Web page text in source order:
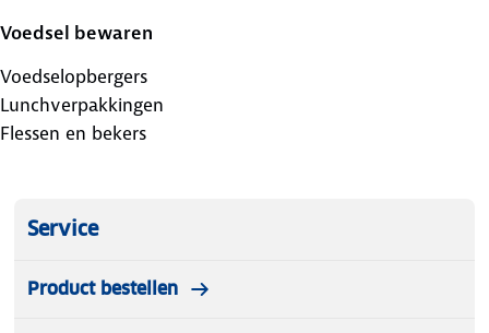
Voedsel bewaren
Voedselopbergers
Lunchverpakkingen
Flessen en bekers
Service
Product bestellen